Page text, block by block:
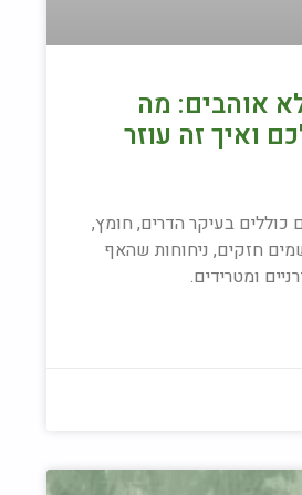
אוהבים: מה
ואיך זה עוזר
כוללים בעיקר הדרים, חומץ,
חזקים, ניחוחות שהאף
ומטרידים.